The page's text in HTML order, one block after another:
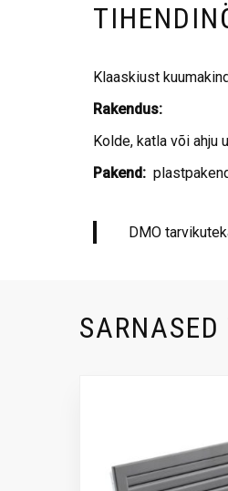
Klaaskiust
Rakendus:
Kolde, katla või ahju
Pakend:
DMO
SARNASED